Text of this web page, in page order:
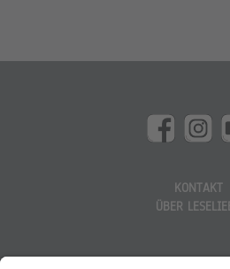
KONTAKT
ÜBER